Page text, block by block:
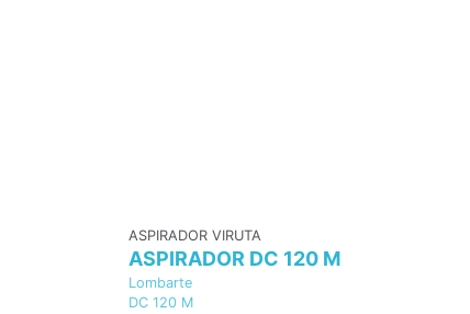
ASPIRADOR VIRUTA
ASPIRADOR DC 120 M
Lombarte
DC 120 M